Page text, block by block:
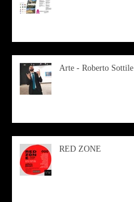
Arte - Roberto Sottile
RED ZONE